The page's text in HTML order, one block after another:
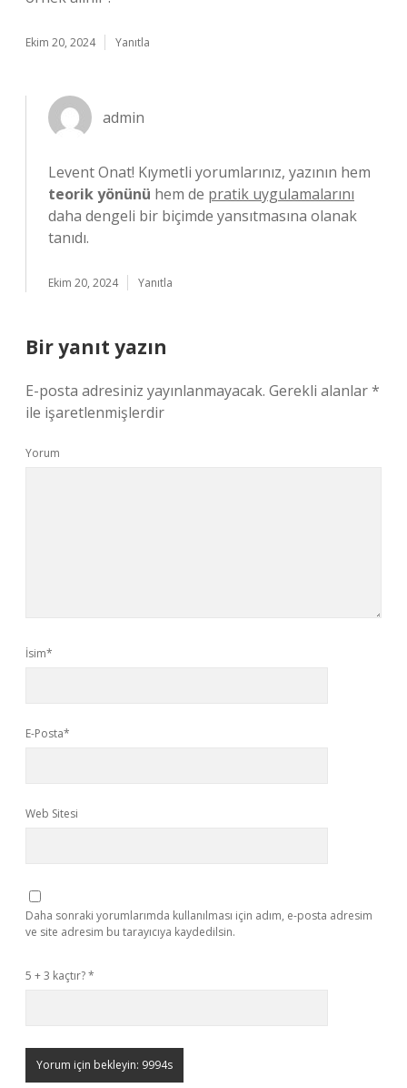
Ekim 20, 2024 Yanıtla
admin
Levent Onat! Kıymetli yorumlarınız, yazının hem
teorik yönünü hem de pratik uygulamalarını
daha dengeli bir biçimde yansıtmasına olanak
tanıdı.
Ekim 20, 2024 Yanıtla
Bir yanıt yazın
E-posta adresiniz yayınlanmayacak. Gerekli alanlar*
ile işaretlenmişlerdir
Yorum
İsim*
E-Posta*
Web Sitesi
Daha sonraki yorumlarımda kullanılması için adım, e-posta adresim
ve site adresim bu tarayıcıya kaydedilsin.
5 + 3 kaçtır?*